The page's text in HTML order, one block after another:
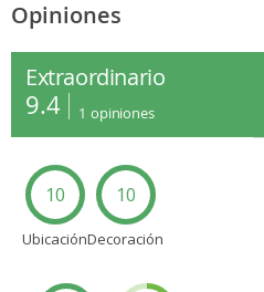
Opiniones
Extraordinario
9.4 1 opiniones
10
Ubicación
10
Decoración